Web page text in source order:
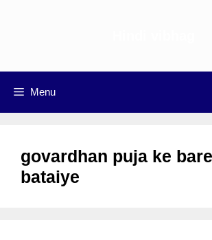
Menu
govardhan puja ke
bataiye